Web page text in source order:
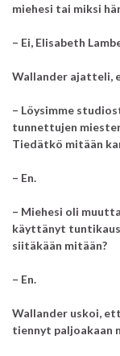
miehesi tai miksi
– Ei, Elisabeth
Wallander ajatteli,
– Löysimme
tunnettujen
Tiedätkö mitään
– En.
– Miehesi oli
käyttänyt
siitäkään mitään?
– En.
Wallander uskoi,
tiennyt paljoakaan